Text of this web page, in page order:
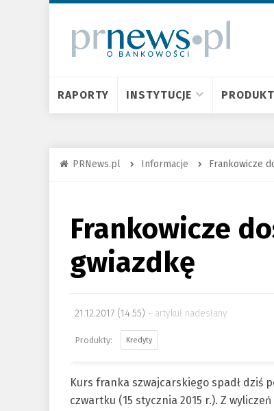
RAPORTY INSTYTUCJE
PRNews.pl Informacje Frankowicze
Frankowicze
gwiazdkę
21.12.2017 (14:55) artykuł nadesłany
Kredyty
Kurs franka szwajcarskiego spadł dziś
czwartku (15 stycznia 2015 r.). Z